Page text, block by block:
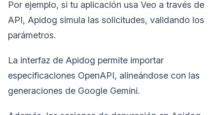
Por ejemplo, si tu aplicación usa Veo a través de
API, Apidog simula las solicitudes, validando los
parámetros.
La interfaz de Apidog permite importar
especificaciones OpenAPI, alineándose con las
generaciones de Google Gemini.